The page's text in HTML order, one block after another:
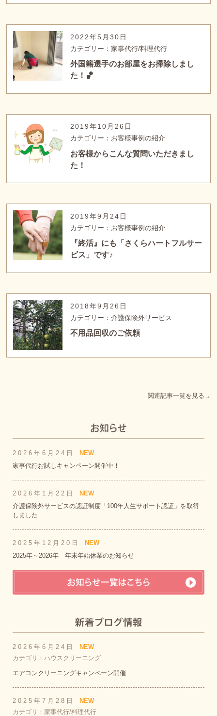
2022年5月30日
カテゴリー：家事代行/料理代行
外国籍選手のお部屋をお掃除しまし
た！🏀
2019年10月26日
カテゴリー：お客様事例の紹介
お客様からこんな質問いただきまし
た！
2019年9月24日
カテゴリー：お客様事例の紹介
『終活』にも「さくらハートフルサー
ビス」です♪
2018年9月26日
カテゴリー：介護保険外サービス
不用品回収のご依頼
関連記事一覧を見る→
2026年6月24日
NEW
家事代行お試しキャンペーン開催中！
2026年1月22日
NEW
介護保険外サービスの認証制度「100年人生サポート認証」を取得
しました
2025年12月20日
NEW
2025年～2026年 年末年始休業のお知らせ
2026年6月24日
NEW
カテゴリ：ハウスクリーニング
エアコンクリーニングキャンペーン開催
2025年7月28日
NEW
カテゴリ：家事代行/料理代行